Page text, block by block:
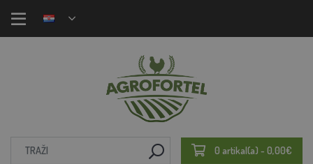
0 artikal(a) - 0,00€